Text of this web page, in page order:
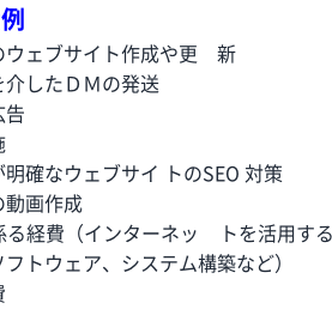
ウェブサイト作成や更 新
介したＤＭの発送
告
明確なウェブサイ トのSEO 対策
動画作成
る経費（インターネッ トを活用
トウェア、システム構築など）